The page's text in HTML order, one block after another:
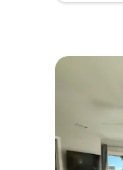
אורחים